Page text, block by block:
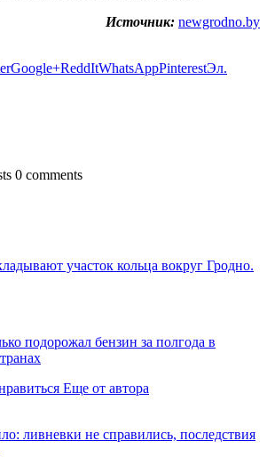
Источник: newgrodno.by
Google+ReddItWhatsAppPinterestЭл.
0 comments
участок кольца вокруг Гродно.
подорожал бензин за полгода в
Еще от автора
ливневки не справились, последствия